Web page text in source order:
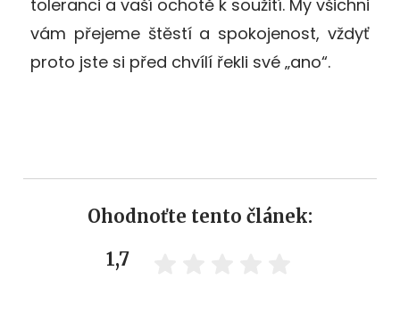
toleranci a vaší ochotě k soužití. My všichni
vám přejeme štěstí a spokojenost, vždyť
proto jste si před chvílí řekli své „ano“.
Ohodnoťte tento článek:
1,7